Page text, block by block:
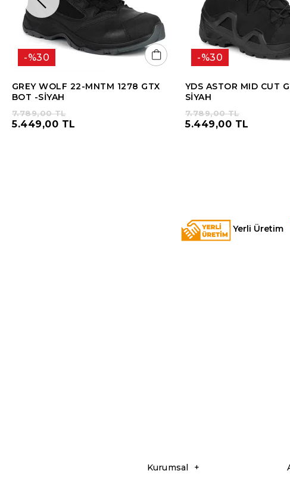
GREY WOLF 22-MNTM 1278 GTX
BOT -SİYAH
%30
5.449,00 TL
7.789,00 TL
YDS ASTOR MID CUT
SİYAH
%30
5.449,00 TL
7.789,00 TL
Yerli Üretim
Kurumsal